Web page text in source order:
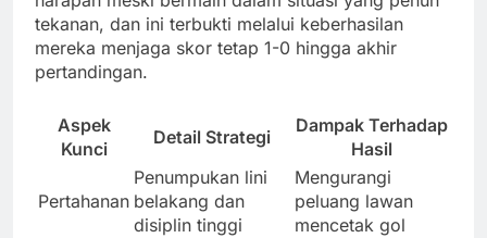
tekanan, dan ini terbukti melalui keberhasilan
mereka menjaga skor tetap 1-0 hingga akhir
pertandingan.
Aspek
Kunci
Detail Strategi
Dampak Terhadap
Hasil
Pertahanan
Penumpukan lini
belakang dan
disiplin tinggi
Mengurangi
peluang lawan
mencetak gol